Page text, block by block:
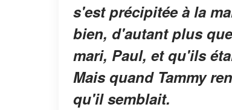
s'est précipitée à la
bien, d'autant plus
mari, Paul, et qu'ils
Mais quand Tammy
qu'il semblait.